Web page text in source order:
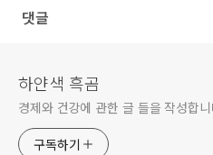
댓글
하얀색 흑곰
경제와 건강에 관한 글 들을 작성합
구독하기